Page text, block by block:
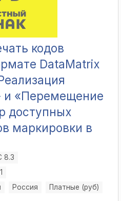
кодов
DataMatrix
и «Перемещение
доступных
маркировки в
8.3
Россия Платные (руб)